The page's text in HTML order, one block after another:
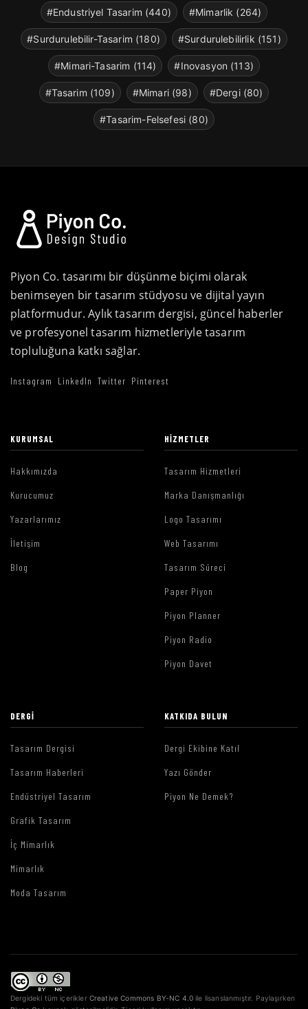
#Endustriyel Tasarim (440) #Mimarlik (264)
#Surdurulebilir-Tasarim (180) #Surdurulebilirlik (151)
#Mimari-Tasarim (114) #Inovasyon (113)
#Tasarim (109) #Mimari (98) #Dergi (80)
#Tasarim-Felsefesi (80)
Piyon Co. tasarımı bir düşünme biçimi olarak
benimseyen bir tasarım stüdyosu ve dijital yayın
platformudur. Aylık tasarım dergisi, güncel haberler
ve profesyonel tasarım hizmetleriyle tasarım
topluluğuna katkı sağlar.
Instagram LinkedIn Twitter Pinterest
KURUMSAL
Hakkımızda
Kurucumuz
Yazarlarımız
İletişim
Blog
HIZMETLER
Tasarım Hizmetleri
Marka Danışmanlığı
Logo Tasarımı
Web Tasarımı
Tasarım Süreci
Paper Piyon
Piyon Planner
Piyon Radio
Piyon Davet
DERGI
Tasarım Dergisi
Tasarım Haberleri
Endüstriyel Tasarım
Grafik Tasarım
İç Mimarlık
Mimarlık
Moda Tasarım
KATKIDA BULUN
Dergi Ekibine Katıl
Yazı Gönder
Piyon Ne Demek?
Dergideki tüm içerikler Creative Commons BY-NC 4.0 ile lisanslanmıştır. Paylaşırken